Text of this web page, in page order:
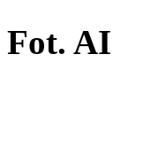
Fot. AI